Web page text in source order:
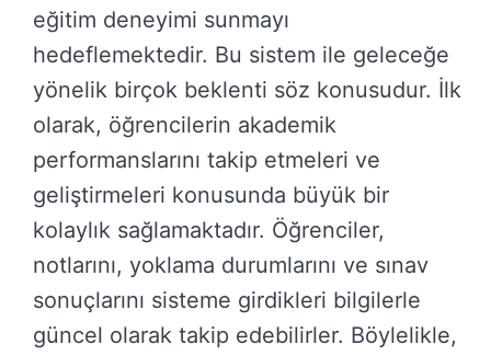
eğitim deneyimi sunmayı
hedeflemektedir. Bu sistem ile geleceğe
yönelik birçok beklenti söz konusudur. İlk
olarak, öğrencilerin akademik
performanslarını takip etmeleri ve
geliştirmeleri konusunda büyük bir
kolaylık sağlamaktadır. Öğrenciler,
notlarını, yoklama durumlarını ve sınav
sonuçlarını sisteme girdikleri bilgilerle
güncel olarak takip edebilirler. Böylelikle,